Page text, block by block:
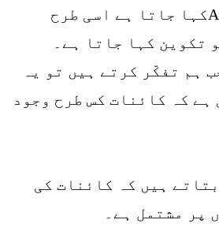
ADMINISTRATIONکہا جاتا ہے اسی طرح
تکوین کہا جاتا ہے۔
ہم تفکّر کرتے ہیں تو یہ
ہے کہ کائنات کس طرح وجود
ہیں کہ کائنات کی
پر مشتمل ہے۔